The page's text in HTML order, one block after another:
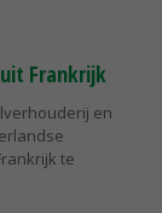
Frankrijk
en
te